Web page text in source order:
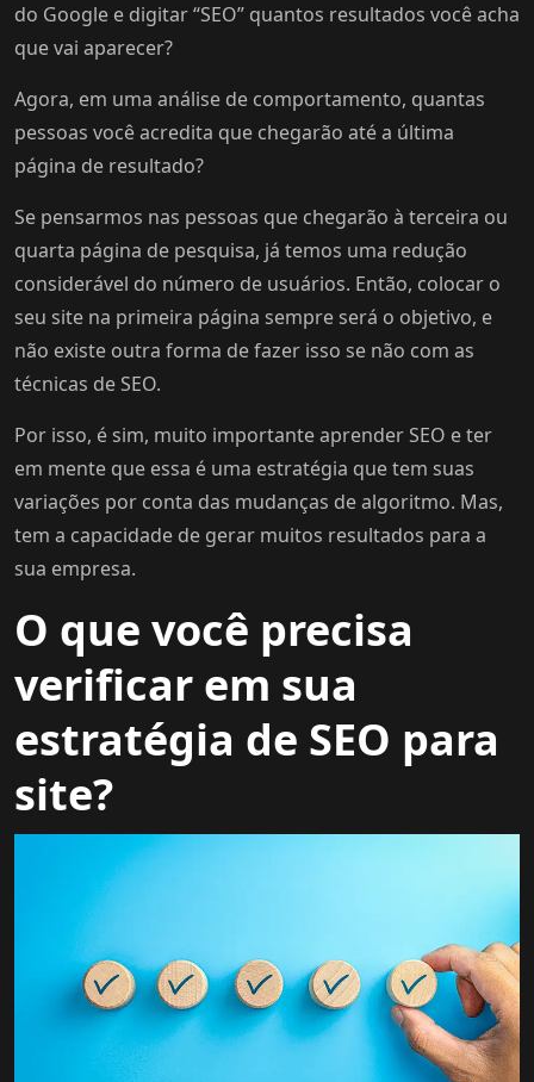
do Google e digitar “SEO” quantos resultados você acha
que vai aparecer?
Agora, em uma análise de comportamento, quantas
pessoas você acredita que chegarão até a última
página de resultado?
Se pensarmos nas pessoas que chegarão à terceira ou
quarta página de pesquisa, já temos uma redução
considerável do número de usuários. Então, colocar o
seu site na primeira página sempre será o objetivo, e
não existe outra forma de fazer isso se não com as
técnicas de SEO.
Por isso, é sim, muito importante aprender SEO e ter
em mente que essa é uma estratégia que tem suas
variações por conta das mudanças de algoritmo. Mas,
tem a capacidade de gerar muitos resultados para a
sua empresa.
O que você precisa
verificar em sua
estratégia de SEO para
site?